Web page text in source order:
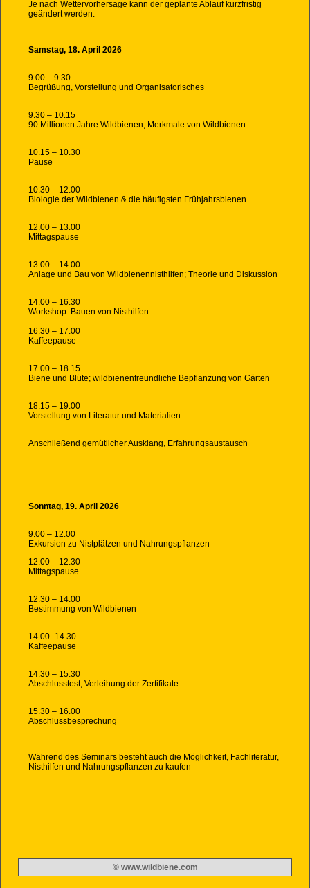
Je nach Wettervorhersage kann der geplante Ablauf kurzfristig
geändert werden.
Samstag, 18. April 2026
9.00 – 9.30
Begrüßung, Vorstellung und Organisatorisches
9.30 – 10.15
90 Millionen Jahre Wildbienen; Merkmale von Wildbienen
10.15 – 10.30
Pause
10.30 – 12.00
Biologie der Wildbienen & die häufigsten Frühjahrsbienen
12.00 – 13.00
Mittagspause
13.00 – 14.00
Anlage und Bau von Wildbienennisthilfen; Theorie und Diskussion
14.00 – 16.30
Workshop: Bauen von Nisthilfen
16.30 – 17.00
Kaffeepause
17.00 – 18.15
Biene und Blüte; wildbienenfreundliche Bepflanzung von Gärten
18.15 – 19.00
Vorstellung von Literatur und Materialien
Anschließend gemütlicher Ausklang, Erfahrungsaustausch
Sonntag, 19. April 2026
9.00 – 12.00
Exkursion zu Nistplätzen und Nahrungspflanzen
12.00 – 12.30
Mittagspause
12.30 – 14.00
Bestimmung von Wildbienen
14.00 -14.30
Kaffeepause
14.30 – 15.30
Abschlusstest; Verleihung der Zertifikate
15.30 – 16.00
Abschlussbesprechung
Während des Seminars besteht auch die Möglichkeit, Fachliteratur,
Nisthilfen und Nahrungspflanzen zu kaufen
© www.wildbiene.com